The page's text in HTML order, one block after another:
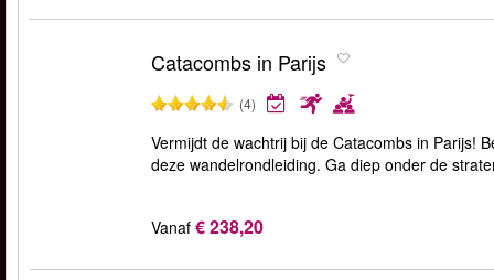
Catacombs in Parijs
(4)
Vermijdt de wachtrij bij de Catacombs in Parijs!
deze wandelrondleiding. Ga diep onder de
Vanaf € 238,20